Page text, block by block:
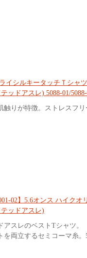
イシルキータッチＴシャ
ッドアスレ) 5088-01/
触りが特徴。ストレスフリ
02】5.6オンス ハイク
ッドアスレ)
アスレのベストTシャツ。
を両立するセミコーマ糸。